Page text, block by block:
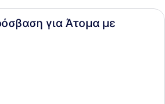
Ένα δωμάτιο ξενοδοχείου με ένα
για Άτομα με